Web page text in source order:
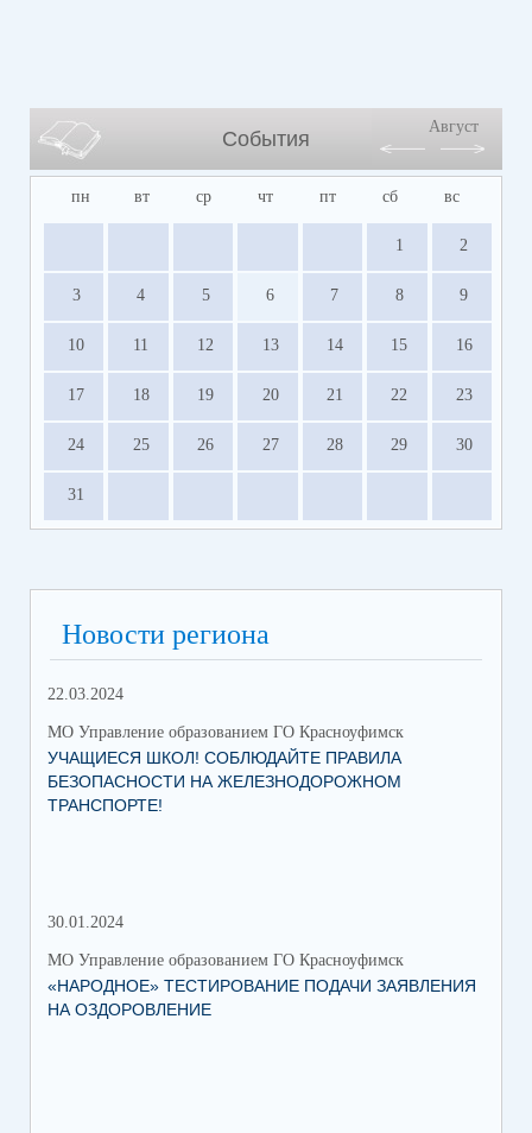
События
Август
пн вт ср чт пт сб вс
1 2
3 4 5 6 7 8 9
10 11 12 13 14 15 16
17 18 19 20 21 22 23
24 25 26 27 28 29 30
31
Новости региона
22.03.2024
МО Управление образованием ГО Красноуфимск
УЧАЩИЕСЯ ШКОЛ! СОБЛЮДАЙТЕ ПРАВИЛА
БЕЗОПАСНОСТИ НА ЖЕЛЕЗНОДОРОЖНОМ
ТРАНСПОРТЕ!
30.01.2024
МО Управление образованием ГО Красноуфимск
«НАРОДНОЕ» ТЕСТИРОВАНИЕ ПОДАЧИ ЗАЯВЛЕНИЯ
НА ОЗДОРОВЛЕНИЕ